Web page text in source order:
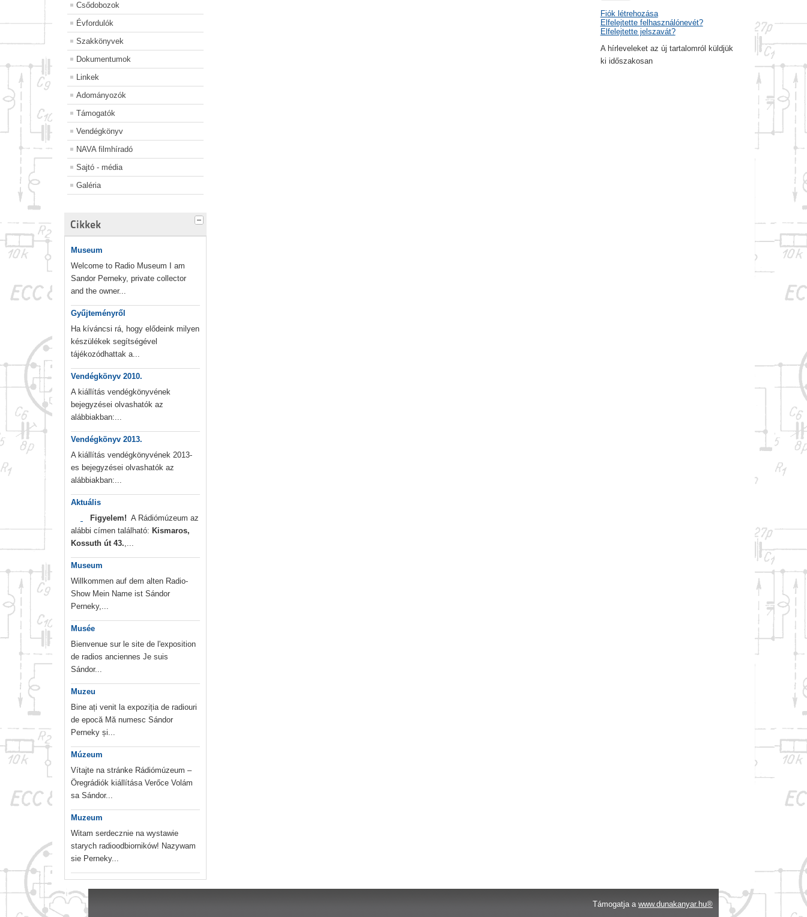
Csődobozok
Évfordulók
Szakkönyvek
Dokumentumok
Linkek
Adományozók
Támogatók
Vendégkönyv
NAVA filmhíradó
Sajtó - média
Galéria
Cikkek
Museum
Welcome to Radio Museum I am
Sandor Perneky, private collector
and the owner...
Gyűjteményről
Ha kíváncsi rá, hogy elődeink milyen
készülékek segítségével
tájékozódhattak a...
Vendégkönyv 2010.
A kiállítás vendégkönyvének
bejegyzései olvashatók az
alábbiakban:...
Vendégkönyv 2013.
A kiállítás vendégkönyvének 2013-
es bejegyzései olvashatók az
alábbiakban:...
Aktuális
Figyelem! A Rádiómúzeum az
alábbi címen található: Kismaros,
Kossuth út 43.,...
Museum
Willkommen auf dem alten Radio-
Show Mein Name ist Sándor
Perneky,...
Musée
Bienvenue sur le site de l'exposition
de radios anciennes Je suis
Sándor...
Muzeu
Bine ați venit la expoziția de radiouri
de epocă Mă numesc Sándor
Perneky și...
Múzeum
Vítajte na stránke Rádiómúzeum –
Öregrádiók kiállítása Verőce Volám
sa Sándor...
Muzeum
Witam serdecznie na wystawie
starych radioodbiorników! Nazywam
sie Perneky...
Fiók létrehozása
Elfelejtette felhasználónevét?
Elfelejtette jelszavát?
A hírleveleket az új tartalomról küldjük
ki időszakosan
Támogatja a www.dunakanyar.hu®